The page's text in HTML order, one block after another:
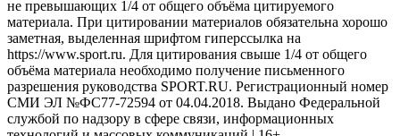
не превышающих 1/4 от общего объёма цитируемого
материала. При цитировании материалов обязательна хорошо
заметная, выделенная шрифтом гиперссылка на
https://www.sport.ru. Для цитирования свыше 1/4 от общего
объёма материала необходимо получение письменного
разрешения руководства SPORT.RU. Регистрационный номер
СМИ ЭЛ №ФС77-72594 от 04.04.2018. Выдано Федеральной
службой по надзору в сфере связи, информационных